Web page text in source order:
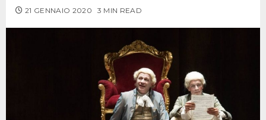
21 GENNAIO 2020 3 MIN READ